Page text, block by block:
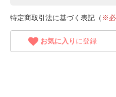
特定商取引法に基づく表記（ ※
お気に入り に登録